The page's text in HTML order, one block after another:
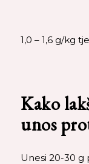
1,0 – 1,6 g/kg
Kako
unos
Unesi 20-30 g